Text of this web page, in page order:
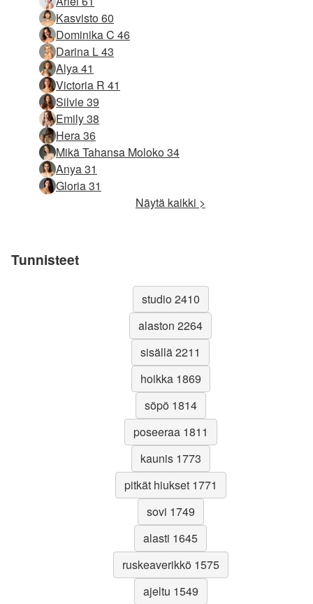
Kasvisto 60
Dominika C 46
Darina L 43
Alya 41
Victoria R 41
Silvie 39
Emily 38
Hera 36
Mikä Tahansa Moloko 34
Anya 31
Gloria 31
Näytä kaikki >
Tunnisteet
studio 2410
alaston 2264
sisällä 2211
hoikka 1869
söpö 1814
poseeraa 1811
kaunis 1773
pitkät hiukset 1771
sovi 1749
alasti 1645
ruskeaverikkö 1575
ajeltu 1549